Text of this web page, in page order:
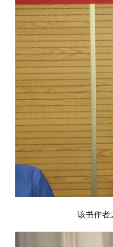
该书作者